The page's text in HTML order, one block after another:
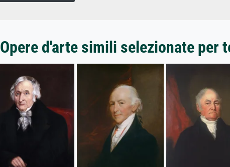
Opere d'arte simili selezionate per